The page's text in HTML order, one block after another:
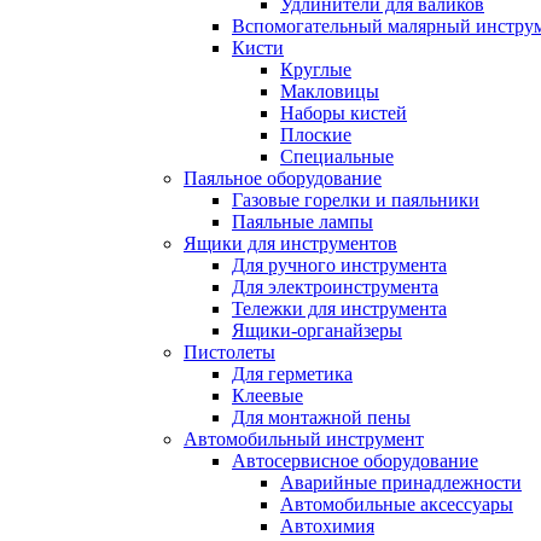
Удлинители для валиков
Вспомогательный малярный
Кисти
Круглые
Макловицы
Наборы кистей
Плоские
Специальные
Паяльное оборудование
Газовые горелки и паяльники
Паяльные лампы
Ящики для инструментов
Для ручного инструмента
Для электроинструмента
Тележки для инструмента
Ящики-органайзеры
Пистолеты
Для герметика
Клеевые
Для монтажной пены
Автомобильный инструмент
Автосервисное оборудование
Аварийные принадлежности
Автомобильные аксессуары
Автохимия